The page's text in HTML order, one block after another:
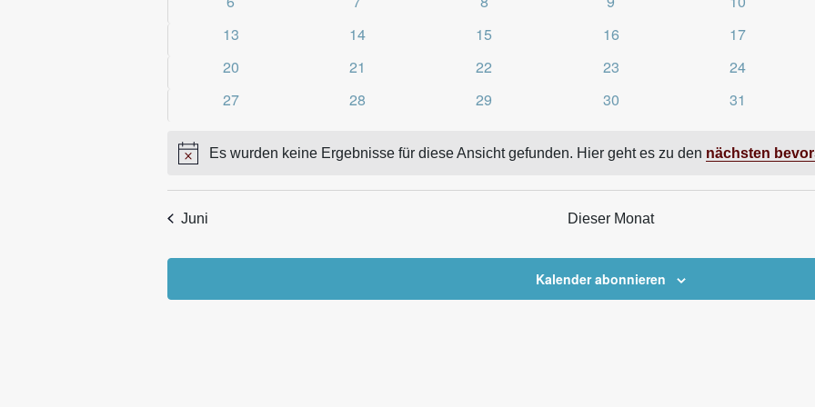
0
13
0
14
0
15
0
16
0
17
0
20
0
21
0
22
0
23
0
24
0
27
0
28
0
29
0
30
0
31
Hinweis
Es wurden keine Ergebnisse für diese Ansicht gefunden. Hier geht es zu den nächsten
Juni Dieser Monat
Kalender abonnieren